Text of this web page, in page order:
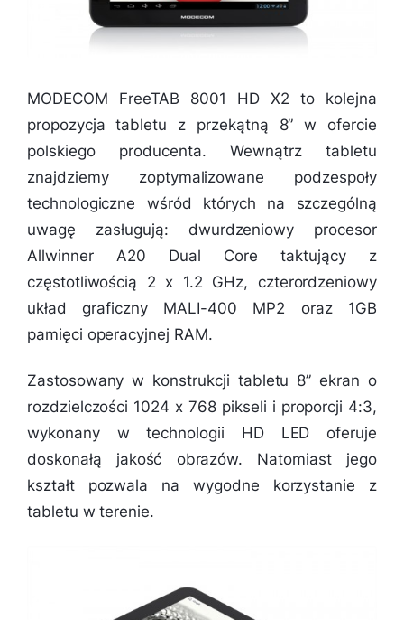
MODECOM FreeTAB 8001 HD X2 to kolejna
propozycja tabletu z przekątną 8” w ofercie
polskiego producenta. Wewnątrz tabletu
znajdziemy zoptymalizowane podzespoły
technologiczne wśród których na szczególną
uwagę zasługują: dwurdzeniowy procesor
Allwinner A20 Dual Core taktujący z
częstotliwością 2 x 1.2 GHz, czterordzeniowy
układ graficzny MALI-400 MP2 oraz 1GB
pamięci operacyjnej RAM.
Zastosowany w konstrukcji tabletu 8” ekran o
rozdzielczości 1024 x 768 pikseli i proporcji 4:3,
wykonany w technologii HD LED oferuje
doskonałą jakość obrazów. Natomiast jego
kształt pozwala na wygodne korzystanie z
tabletu w terenie.